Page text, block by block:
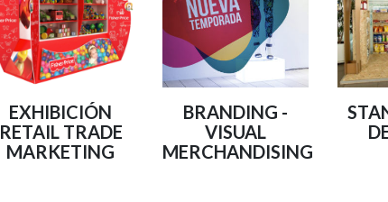
EXHIBICIÓN
RETAIL TRADE
MARKETING
BRANDING -
VISUAL
MERCHANDISING